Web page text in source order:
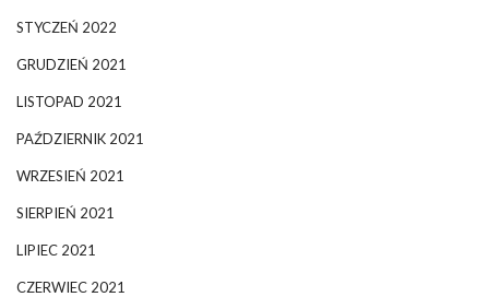
STYCZEŃ 2022
GRUDZIEŃ 2021
LISTOPAD 2021
PAŹDZIERNIK 2021
WRZESIEŃ 2021
SIERPIEŃ 2021
LIPIEC 2021
CZERWIEC 2021